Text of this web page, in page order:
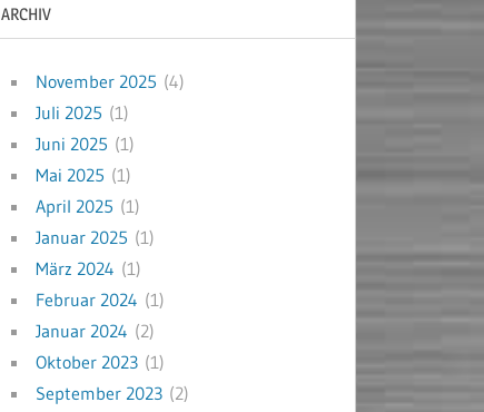
ARCHIV
November 2025 (4)
Juli 2025 (1)
Juni 2025 (1)
Mai 2025 (1)
April 2025 (1)
Januar 2025 (1)
März 2024 (1)
Februar 2024 (1)
Januar 2024 (2)
Oktober 2023 (1)
September 2023 (2)